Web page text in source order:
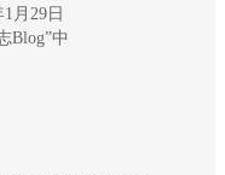
1月29日
Blog”中